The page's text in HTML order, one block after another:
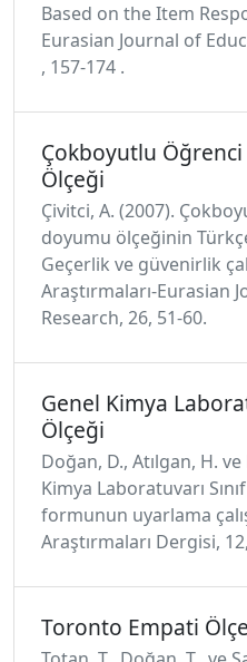
Based on the Item
Eurasian Journal of
, 157-174 .
Çokboyutlu
Ölçeği
Çivitci, A. (2007).
doyumu ölçeğinin
Geçerlik ve güvenirlik
Araştırmaları-Eurasian
Research, 26, 51-60.
Genel Kimya
Ölçeği
Doğan, D., Atılgan, H.
Kimya Laboratuvarı
formunun uyarlama
Araştırmaları Dergisi,
Toronto Empati